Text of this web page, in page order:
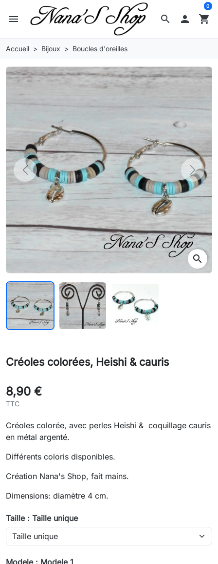
search
menu  shopping_cart
0
Accueil Bijoux Boucles d'oreilles
Previous Next
search
Créoles colorées, Heishi & cauris
8,90 €
TTC
Créoles colorée, avec perles Heishi & coquillage cauris
en métal argenté.
Différents coloris disponibles.
Création Nana's Shop, fait mains.
Dimensions: diamètre 4 cm.
Taille : Taille unique